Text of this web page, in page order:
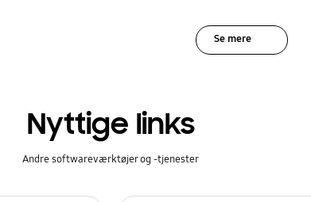
Se mere
Nyttige links
Andre softwareværktøjer og -tjenester